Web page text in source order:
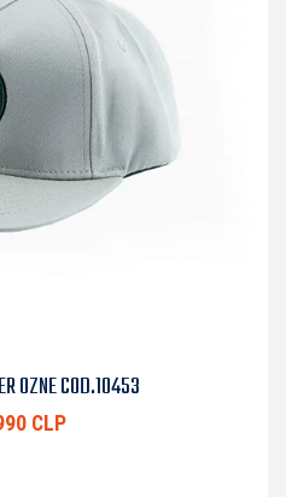
OZNE COD.10453
CLP